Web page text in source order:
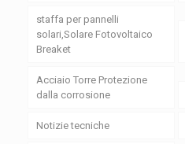
staffa per pannelli
solari,Solare Fotovoltaico
Breaket
Acciaio Torre Protezione
dalla corrosione
Notizie tecniche